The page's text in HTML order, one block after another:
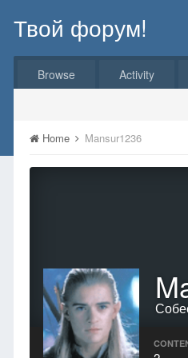
Твой форум!
Browse Activity
Home Mansur1236